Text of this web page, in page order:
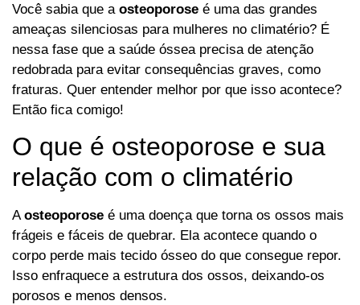
Você sabia que a osteoporose é uma das grandes
ameaças silenciosas para mulheres no climatério? É
nessa fase que a saúde óssea precisa de atenção
redobrada para evitar consequências graves, como
fraturas. Quer entender melhor por que isso acontece?
Então fica comigo!
O que é osteoporose e sua
relação com o climatério
Aosteoporose é uma doença que torna os ossos mais
frágeis e fáceis de quebrar. Ela acontece quando o
corpo perde mais tecido ósseo do que consegue repor.
Isso enfraquece a estrutura dos ossos, deixando-os
porosos e menos densos.